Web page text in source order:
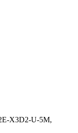
X3D2-U-5M,